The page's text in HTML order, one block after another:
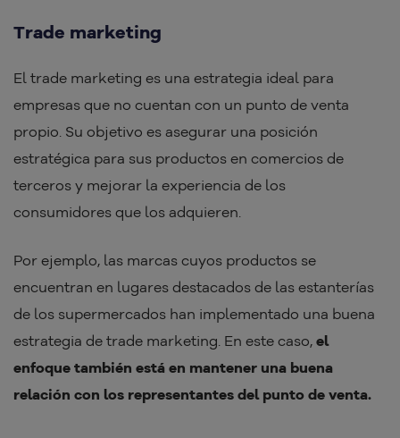
Trade marketing
El trade marketing es una estrategia ideal para
empresas que no cuentan con un punto de venta
propio. Su objetivo es asegurar una posición
estratégica para sus productos en comercios de
terceros y mejorar la experiencia de los
consumidores que los adquieren.
Por ejemplo, las marcas cuyos productos se
encuentran en lugares destacados de las estanterías
de los supermercados han implementado una buena
estrategia de trade marketing. En este caso, el
enfoque también está en mantener una buena
relación con los representantes del punto de venta.